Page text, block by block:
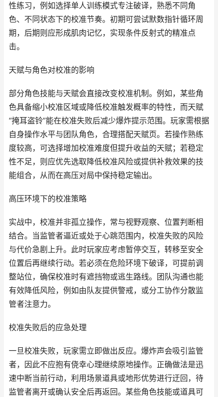
性练习，例如选择单人训练模式专注破译，熟悉不同角
色、不同状态下的校准节奏。初期可尝试默数指针循环周
期，后期则应形成肌肉记忆，实现条件反射式的精准点
击。
天赋与角色对校准的影响
部分角色技能与天赋会直接改变校准机制。例如，某些角
色具备缩小校准区域或降低校准触发概率的特性，而天赋
“掩耳盗铃”能在校准失败后减少爆炸提示范围。玩家需根据
自身操作水平与团队角色，合理搭配天赋页。若操作熟练
度较高，可选择增加校准难度但提升收益的天赋；若稳定
性不足，则应优先选取降低校准风险或提供补救效果的技
能组合，从而在高压对局中保持稳定输出。
高压环境下的校准策略
实战中，校准并非孤立操作，常与视野观察、位置判断相
结合。当监管者逼近或处于心跳范围内，校准失败的风险
与代价急剧上升。此时玩家应考虑暂停交互，转移至安全
位置后再继续行动。若必须在危险环境下破译，可提前调
整站位，确保校准时有遮挡物或逃生路线。团队沟通也能
有效降低风险，例如由队友提供警戒，或分工协作分散监
管者注意力。
校准失败后的应急处理
一旦校准失败，玩家需立即做出反应。爆炸声会吸引监管
者，因此不应抱有侥幸心理继续原地操作。正确做法是迅
速中断当前行动，利用场景道具或地形优势进行迂回，待
监管者离开或确认安全后再返回。某些角色技能或道具可